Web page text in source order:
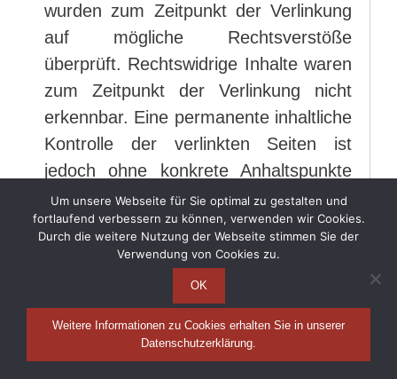
wurden zum Zeitpunkt der Verlinkung
auf mögliche Rechtsverstöße
überprüft. Rechtswidrige Inhalte waren
zum Zeitpunkt der Verlinkung nicht
erkennbar. Eine permanente inhaltliche
Kontrolle der verlinkten Seiten ist
jedoch ohne konkrete Anhaltspunkte
einer Rechtsverletzung nicht zumutbar.
Bei Bekanntwerden von
Rechtsverletzungen werden wir
derartige Links umgehend entfernen.
Urheberrecht
Um unsere Webseite für Sie optimal zu gestalten und
fortlaufend verbessern zu können, verwenden wir Cookies.
Durch die weitere Nutzung der Webseite stimmen Sie der
Verwendung von Cookies zu.
OK
Weitere Informationen zu Cookies erhalten Sie in unserer
Datenschutzerklärung.